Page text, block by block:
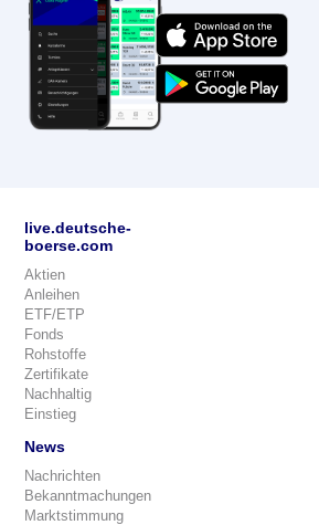
live.deutsche-
boerse.com
Aktien
Anleihen
ETF/ETP
Fonds
Rohstoffe
Zertifikate
Nachhaltig
Einstieg
News
Nachrichten
Bekanntmachungen
Marktstimmung